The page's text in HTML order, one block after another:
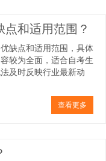
和适用范围？
缺点和适用范围，具体
较为全面，适合自考生
及时反映行业最新动
查看更多